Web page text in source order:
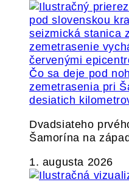
Čo sa deje pod
zemetrasenia pri
desiatich
Dvadsiateho
Šamorína na
1. augusta 2026